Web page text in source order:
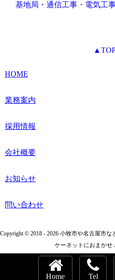
基地局・通信工事・電気工
HOME
業務案内
採用情報
会社概要
お知らせ
問い合わせ
Copyright © 2018 - 2026 小牧市や名古屋市
ケーネットにおまかせ
Home Tel